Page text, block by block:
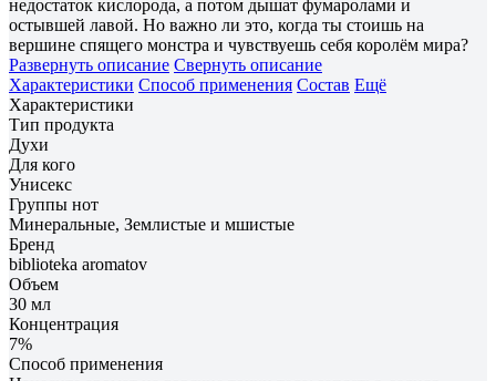
недостаток кислорода, а потом дышат фумаролами и
остывшей лавой. Но важно ли это, когда ты стоишь на
вершине спящего монстра и чувствуешь себя королём мира?
Развернуть описание Свернуть описание
Характеристики Способ применения Состав Ещё
Характеристики
Тип продукта
Духи
Для кого
Унисекс
Группы нот
Минеральные, Землистые и мшистые
Бренд
biblioteka aromatov
Объем
30 мл
Концентрация
7%
Способ применения